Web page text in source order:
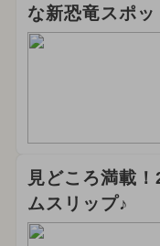
な新恐竜スポッ
見どころ満載
ムスリップ♪